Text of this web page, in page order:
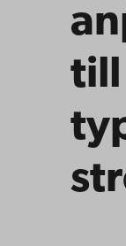
till